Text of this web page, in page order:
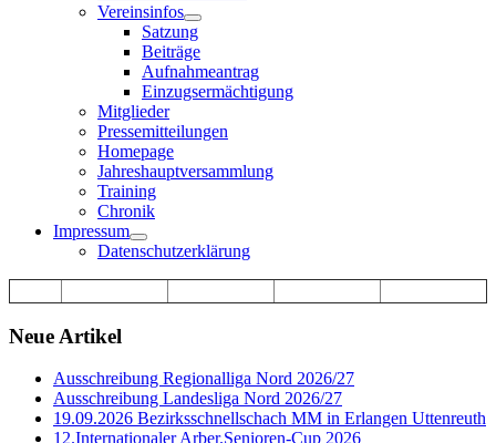
Vereinsinfos
Satzung
Beiträge
Aufnahmeantrag
Einzugsermächtigung
Mitglieder
Pressemitteilungen
Homepage
Jahreshauptversammlung
Training
Chronik
Impressum
Datenschutzerklärung
Neue Artikel
Ausschreibung Regionalliga Nord 2026/27
Ausschreibung Landesliga Nord 2026/27
19.09.2026 Bezirksschnellschach MM in Erlangen Uttenreuth
12.Internationaler Arber.Senioren-Cup 2026